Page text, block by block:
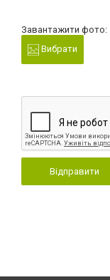
Завантажити фото:
Вибрати
Відправити